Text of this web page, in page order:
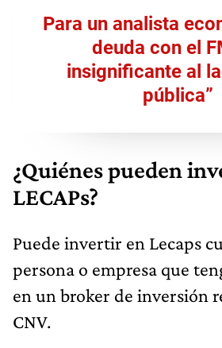
Para un analista
deuda con el
insignificante al
pública”
¿Quiénes pueden
LECAPs?
Puede invertir en Lecaps
persona o empresa que
en un broker de inversión
CNV.